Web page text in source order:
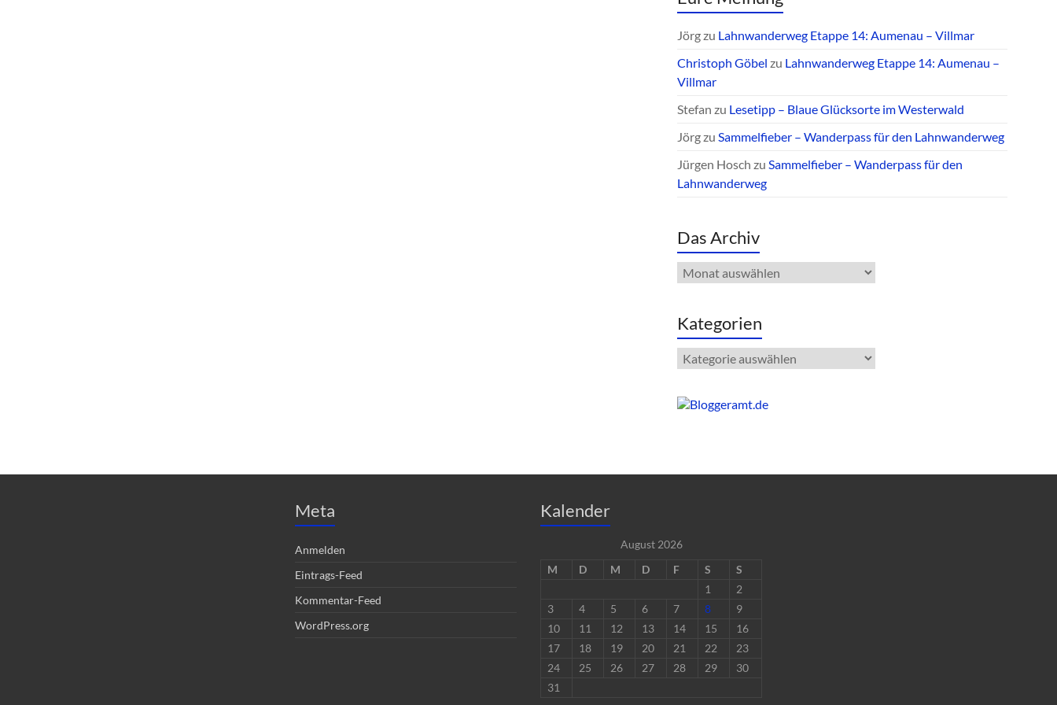
Jörgzu Lahnwanderweg Etappe 14: Aumenau – Villmar
Christoph Göbel zu Lahnwanderweg Etappe 14: Aumenau –
Villmar
Stefan zu Lesetipp – Blaue Glücksorte im Westerwald
Jörgzu Sammelfieber – Wanderpass für den Lahnwanderweg
Jürgen Hosch zu Sammelfieber – Wanderpass für den
Lahnwanderweg
Das Archiv
Das
Archiv
Kategorien
Kategorien
Meta
Anmelden
Eintrags-Feed
Kommentar-Feed
WordPress.org
Kalender
August 2026
M
D M D F S
S
1
2
3
4 5 6 7 8
9
10
11 12 13 14 15
16
17
18 19 20 21 22
23
24
25 26 27 28 29
30
31